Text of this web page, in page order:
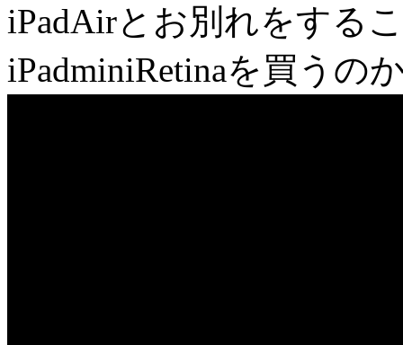
iPadAirとお別れをする
iPadminiRetinaを買うの